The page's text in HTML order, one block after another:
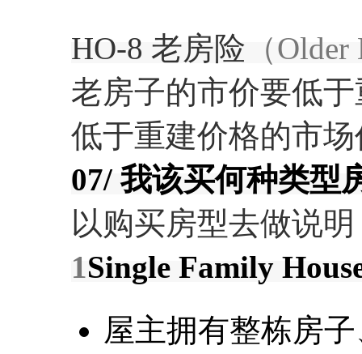
HO-8 老房险 （
老房子的市价要低
低于重建价格的市
07/ 我该买何种类型
以购买房型去做说明
1Single Family
屋主拥有整栋房